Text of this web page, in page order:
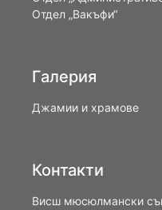
Отдел „Вакъфи“
Галерия
Джамии и храмове
Контакти
Висш мюсюлмански